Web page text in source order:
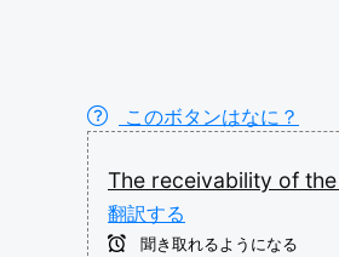
このボタンはなに？
The receivability of the
翻訳する
聞き取れるようになる